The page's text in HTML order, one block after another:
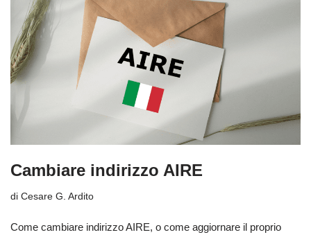
Cambiare indirizzo AIRE
di Cesare G. Ardito
Come cambiare indirizzo AIRE, o come aggiornare il proprio